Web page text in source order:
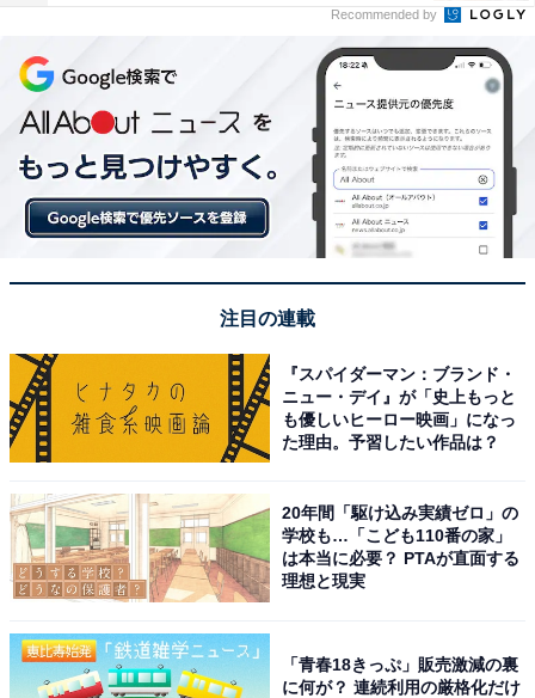
Recommended by
注目の連載
『スパイダーマン：ブランド・
ニュー・デイ』が「史上もっと
も優しいヒーロー映画」になっ
た理由。予習したい作品は？
20年間「駆け込み実績ゼロ」の
学校も…「こども110番の家」
は本当に必要？ PTAが直面する
理想と現実
「青春18きっぷ」販売激減の裏
に何が？ 連続利用の厳格化だけ